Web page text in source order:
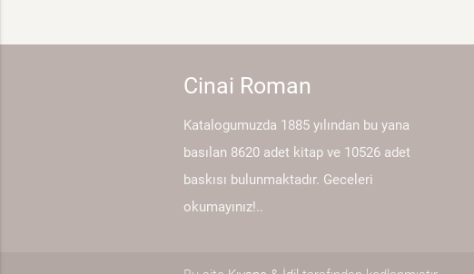
Cinai Roman
Katalogumuzda 1885 yılından bu yana
basılan 8620 adet kitap ve 10526 adet
baskısı bulunmaktadır. Geceleri
okumayınız!..